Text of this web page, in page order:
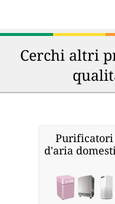
Cerchi altri
Purificatori
d'aria